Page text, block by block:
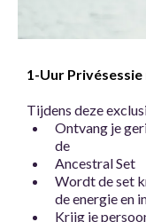
1-Uur
Tijdens deze
Ontvang je
de
Ancestral Set
Wordt de set
de energie en
Krijg je